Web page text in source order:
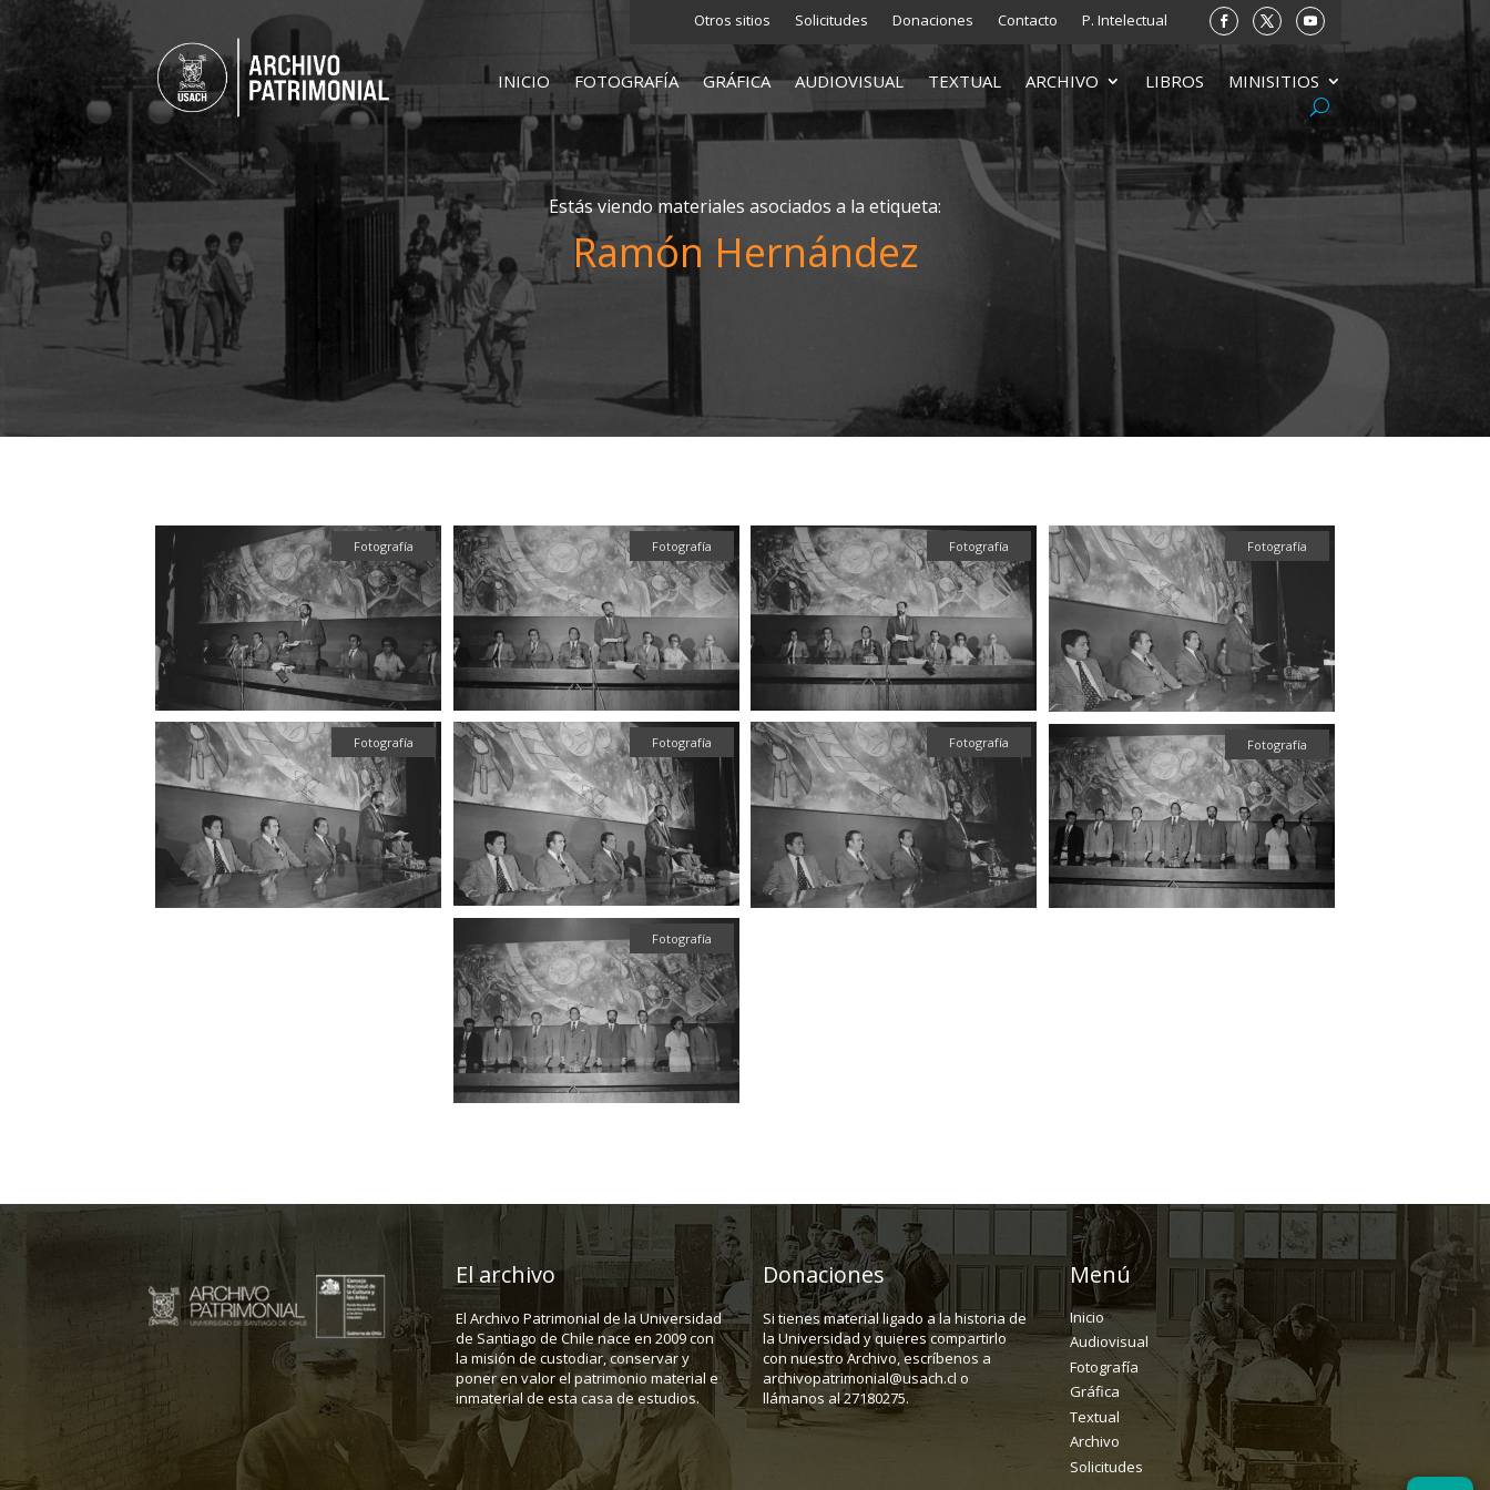
Otros sitios Solicitudes Donaciones Contacto P. Intelectual
INICIO FOTOGRAFÍA GRÁFICA AUDIOVISUAL TEXTUAL ARCHIVO LIBROS MINISITIOS
Estás viendo materiales asociados a la etiqueta:
Ramón Hernández
Fotografía Fotografía Fotografía Fotografía
Fotografía Fotografía Fotografía Fotografía
Fotografía
El archivo
El Archivo Patrimonial de la Universidad
de Santiago de Chile nace en 2009 con
la misión de custodiar, conservar y
poner en valor el patrimonio material e
inmaterial de esta casa de estudios.
Donaciones
Si tienes material ligado a la historia de
la Universidad y quieres compartirlo
con nuestro Archivo, escríbenos a
archivopatrimonial@usach.cl o
llámanos al 27180275.
Menú
Inicio
Audiovisual
Fotografía
Gráfica
Textual
Archivo
Solicitudes